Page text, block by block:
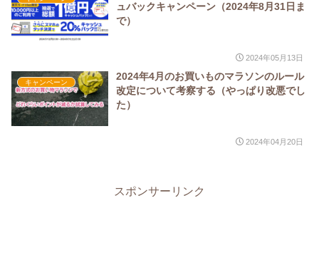
ュバックキャンペーン（2024年8月31日ま
で）
2024年05月13日
キャンペーン
2024年4月のお買いものマラソンのルール
改定について考察する（やっぱり改悪でし
た）
2024年04月20日
スポンサーリンク